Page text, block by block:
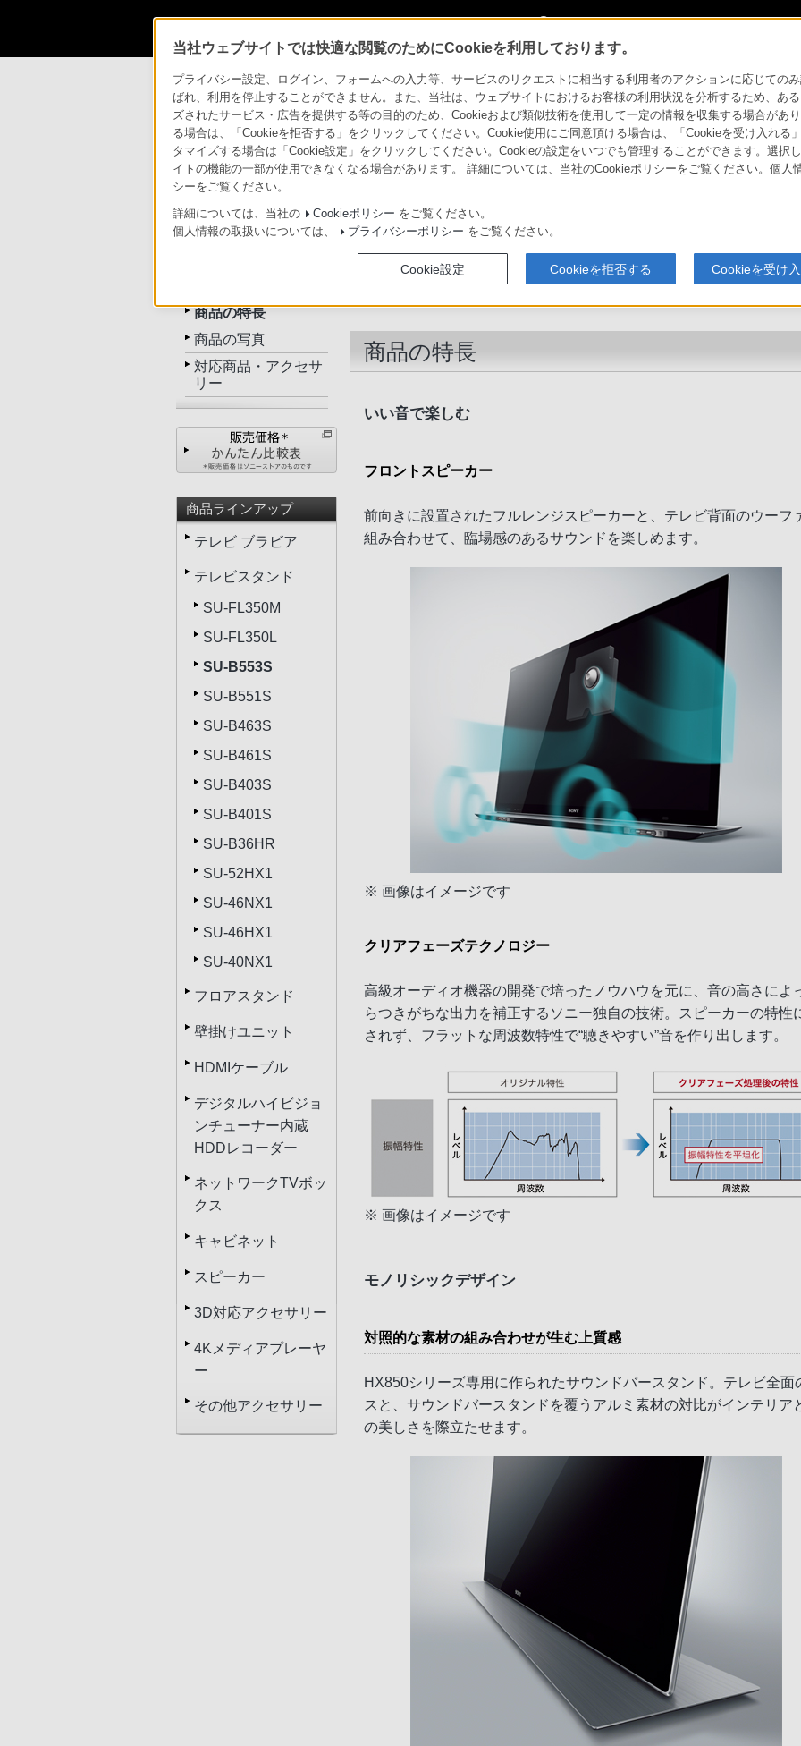
商品情報・ストア テレビ ブラビア SU-B553S 特長
テレビ ブラビア 製品のアクセシビリティ 法人のお客様
トップ 商品一覧
商品の特長
商品の写真
対応商品・アクセサ
リー
商品ラインアップ
テレビ ブラビア
テレビスタンド
SU-FL350M
SU-FL350L
SU-B553S
SU-B551S
SU-B463S
SU-B461S
SU-B403S
SU-B401S
SU-B36HR
SU-52HX1
SU-46NX1
SU-46HX1
SU-40NX1
フロアスタンド
壁掛けユニット
HDMIケーブル
デジタルハイビジョ
ンチューナー内蔵
HDDレコーダー
ネットワークTVボッ
クス
キャビネット
スピーカー
3D対応アクセサリー
4Kメディアプレーヤ
ー
その他アクセサリー
サウンドバースタンド
SU-B553S
商品の特長
いい音で楽しむ
フロントスピーカー
前向きに設置されたフルレンジスピーカーと、テレビ背面のウーフ
組み合わせて、臨場感のあるサウンドを楽しめます。
※ 画像はイメージです
クリアフェーズテクノロジー
高級オーディオ機器の開発で培ったノウハウを元に、音の高さによ
らつきがちな出力を補正するソニー独自の技術。スピーカーの特性
されず、フラットな周波数特性で“聴きやすい”音を作り出します。
※ 画像はイメージです
モノリシックデザイン
対照的な素材の組み合わせが生む上質感
HX850シリーズ専用に作られたサウンドバースタンド。テレビ全面
スと、サウンドバースタンドを覆うアルミ素材の対比がインテリア
の美しさを際立たせます。
当社ウェブサイトでは快適な閲覧のためにCookieを利用しております。
プライバシー設定、ログイン、フォームへの入力等、サービスのリクエストに相当する利用者のアクションに応じての
ばれ、利用を停止することができません。また、当社は、ウェブサイトにおけるお客様の利用状況を分析するため、あ
ズされたサービス・広告を提供する等の目的のため、Cookieおよび類似技術を使用して一定の情報を収集する場合があ
る場合は、「Cookieを拒否する」をクリックしてください。Cookie使用にご同意頂ける場合は、「Cookieを受け入れる
タマイズする場合は「Cookie設定」をクリックしてください。Cookieの設定をいつでも管理することができます。選択
イトの機能の一部が使用できなくなる場合があります。 詳細については、当社のCookieポリシーをご覧ください。個人
シーをご覧ください。
詳細については、当社の Cookieポリシー をご覧ください。
個人情報の取扱いについては、
プライバシーポリシー をご覧ください。
Cookie設定 Cookieを拒否する Cookieを受け